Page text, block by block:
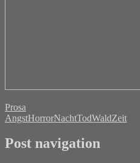
Prosa
AngstHorrorNachtTodWaldZeit
Post navigation